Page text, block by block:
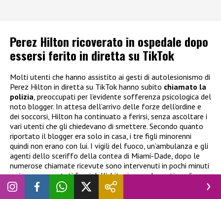
Perez Hilton ricoverato in ospedale dopo
essersi ferito in diretta su TikTok
Molti utenti che hanno assistito ai gesti di autolesionismo di
Perez Hilton in diretta su TikTok hanno subito chiamato la
polizia , preoccupati per l’evidente sofferenza psicologica del
noto blogger. In attesa dell’arrivo delle forze dell’ordine e
dei soccorsi, Hilton ha continuato a ferirsi, senza ascoltare i
vari utenti che gli chiedevano di smettere. Secondo quanto
riportato il blogger era solo in casa, i tre figli minorenni
quindi non erano con lui. I vigili del fuoco, un’ambulanza e gli
agenti dello sceriffo della contea di Miami-Dade, dopo le
numerose chiamate ricevute sono intervenuti in pochi minuti
e si sono appostati fuori dall’abitazione nel quartiere di
Westchester. Più tardi, l’ufficio dello sceriffo ha dichiarato
che Perez Hilton era stato
“tratto in salvo e trasportato dai